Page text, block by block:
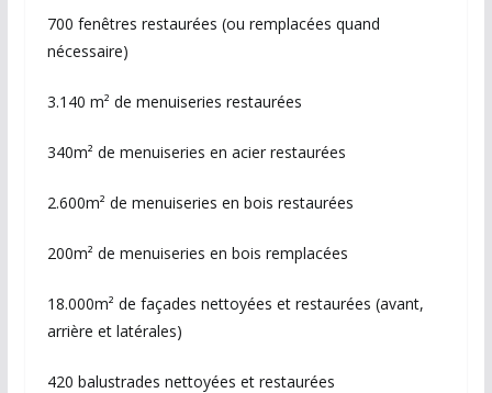
700 fenêtres restaurées (ou remplacées quand
nécessaire)
3.140 m² de menuiseries restaurées
340m² de menuiseries en acier restaurées
2.600m² de menuiseries en bois restaurées
200m² de menuiseries en bois remplacées
18.000m² de façades nettoyées et restaurées (avant,
arrière et latérales)
420 balustrades nettoyées et restaurées